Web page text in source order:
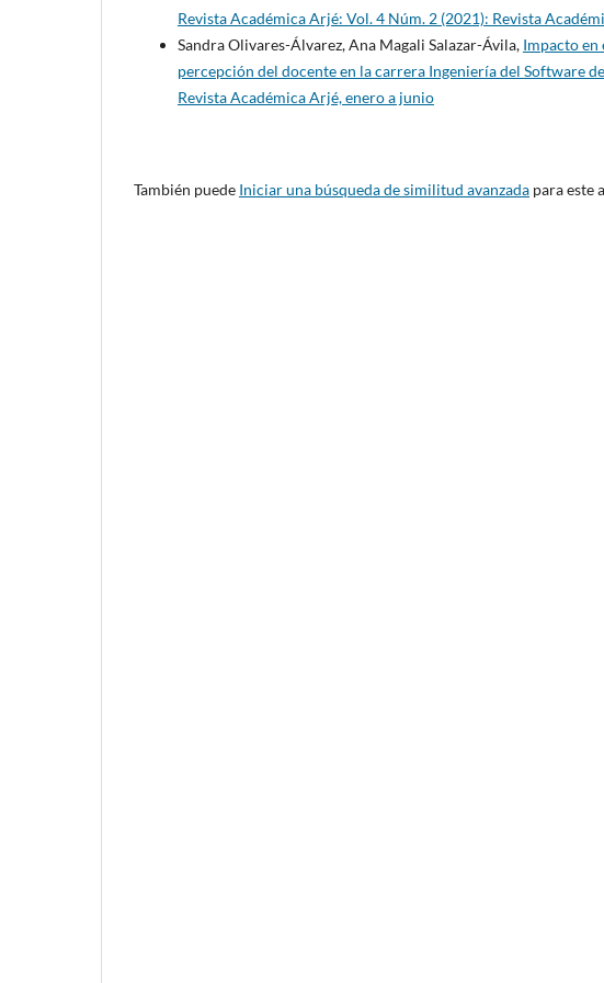
Revista Académica Arjé: Vol. 4 Núm. 2 (2021): Revista
Sandra Olivares-Álvarez, Ana Magali Salazar-Ávila, Impacto en
percepción del docente en la carrera Ingeniería del Software
Revista Académica Arjé, enero a junio
También puede Iniciar una búsqueda de similitud avanzada para este